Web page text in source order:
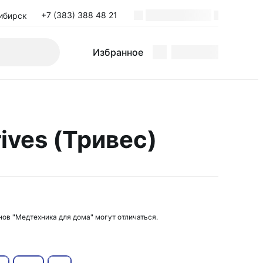
+7 (383) 388 48 21
Избранное
(Тривес)
"Медтехника для дома" могут отличаться.